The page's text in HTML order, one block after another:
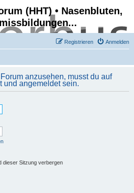
(HHT) • Nasenbluten,
Anmelden
Registrieren
anzusehen, musst du auf
und angemeldet sein.
dieser Sitzung verbergen